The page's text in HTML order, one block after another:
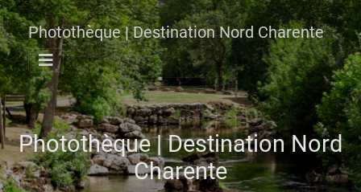
Photothèque | Destination Nord Charente
Photothèque | Destination Nord
Charente